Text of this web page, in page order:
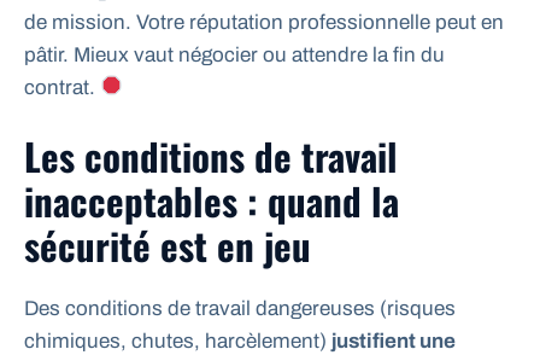
de mission. Votre réputation professionnelle peut en
pâtir. Mieux vaut négocier ou attendre la fin du
contrat.
Les conditions de travail
inacceptables : quand la
sécurité est en jeu
Des conditions de travail dangereuses (risques
chimiques, chutes, harcèlement) justifient une